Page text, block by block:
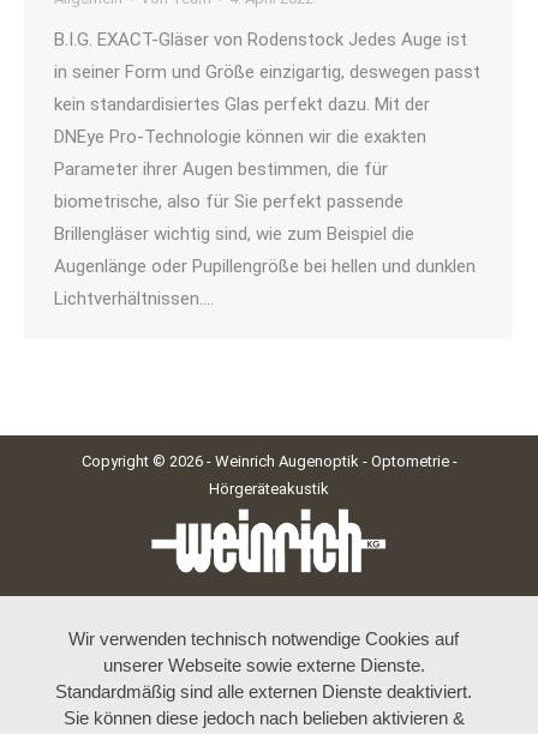
B.I.G. EXACT-Gläser von Rodenstock Jedes Auge ist
in seiner Form und Größe einzigartig, deswegen passt
kein standardisiertes Glas perfekt dazu. Mit der
DNEye Pro-Technologie können wir die exakten
Parameter ihrer Augen bestimmen, die für
biometrische, also für Sie perfekt passende
Brillengläser wichtig sind, wie zum Beispiel die
Augenlänge oder Pupillengröße bei hellen und dunklen
Lichtverhältnissen.…
Copyright © 2026 - Weinrich Augenoptik - Optometrie -
Hörgeräteakustik
Wir verwenden technisch notwendige Cookies auf
unserer Webseite sowie externe Dienste.
Standardmäßig sind alle externen Dienste deaktiviert.
Sie können diese jedoch nach belieben aktivieren &